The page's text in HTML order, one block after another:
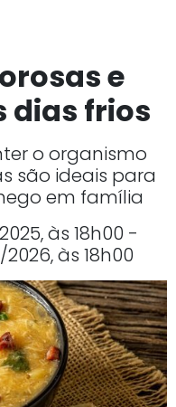
e
dias frios
o organismo
são ideais para
em família
às 18h00 -
às 18h00